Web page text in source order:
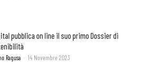
pubblica on line il suo primo Dossier di
Ragusa - 14 Novembre 2023